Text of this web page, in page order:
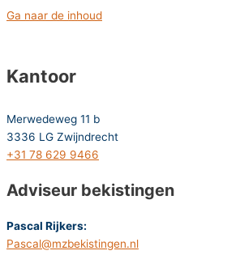
Ga naar de inhoud
Kantoor
Merwedeweg 11 b
3336 LG Zwijndrecht
+31 78 629 9466
Adviseur bekistingen
Pascal Rijkers:
Pascal@mzbekistingen.nl